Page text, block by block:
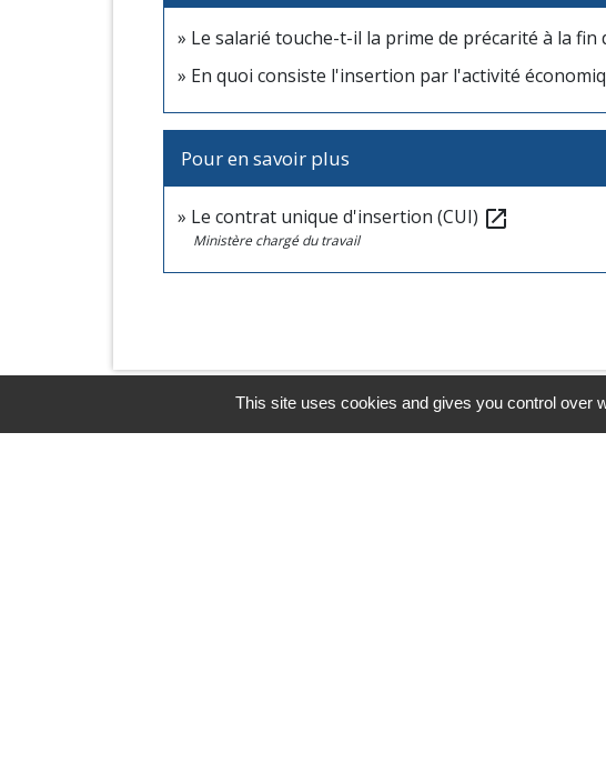
Le salarié touche-t-il la prime de précarité à la fin
En quoi consiste l'insertion par l'activité
Pour en savoir plus
Le contrat unique d'insertion (CUI) open_in_new
Ministère chargé du travail
This site uses cookies and gives you control over